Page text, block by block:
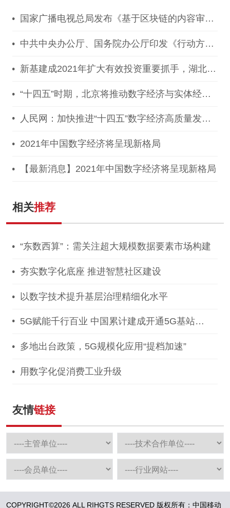
国家广播电视总局发布《基于区块链的内容审核
中共中央办公厅、国务院办公厅印发《行动方
新基建成2021年扩大有效投资重要抓手，湖北投
“十四五”时期，北京将推动数字经济与实体经济
人民网：加快推进“十四五”数字经济高质量发
2021年中国数字经济将呈现新格局
【最新消息】2021年中国数字经济将呈现新格局
相关推荐
“东数西算”：需关注超大规模数据要素市场构建
夯实数字化底座 推进智慧社区建设
以数字技术提升基层治理精细化水平
5G赋能千行百业 中国累计建成开通5G基站
多地出台政策，5G规模化应用“提档加速”
用数字化促消费工业升级
友情链接
COPYRIGHT©2026 ALL RIHGTS RESERVED 版权所有：中国移动